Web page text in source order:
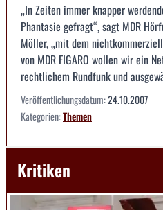
„In Zeiten immer knapper
Phantasie gefragt“, sagt MDR
Möller, „mit dem
von MDR FIGARO wollen wir ein
rechtlichem Rundfunk und
Veröffentlichungsdatum:24.10.2007
Kategorien:Themen
Kritiken